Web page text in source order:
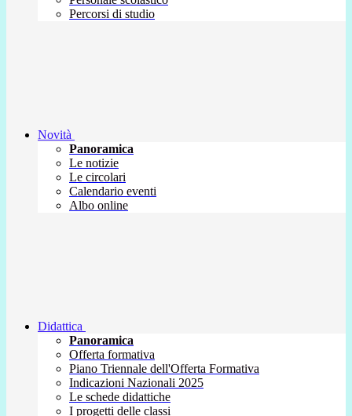
Percorsi di studio
Novità
Panoramica
Le notizie
Le circolari
Calendario eventi
Albo online
Didattica
Panoramica
Offerta formativa
Piano Triennale dell'Offerta Formativa
Indicazioni Nazionali 2025
Le schede didattiche
I progetti delle classi